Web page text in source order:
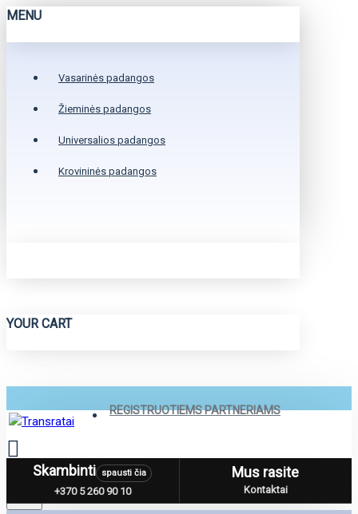
MENU
Vasarinės padangos
Žieminės padangos
Universalios padangos
Krovininės padangos
YOUR CART
REGISTRUOTIEMS PARTNERIAMS
MenuSkambinti spausti čia
+370 5 260 90 10
Mus rasite
Kontaktai